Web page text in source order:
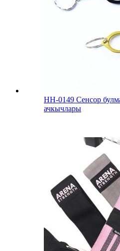
HH-0149 Сенсор
ачкычлары